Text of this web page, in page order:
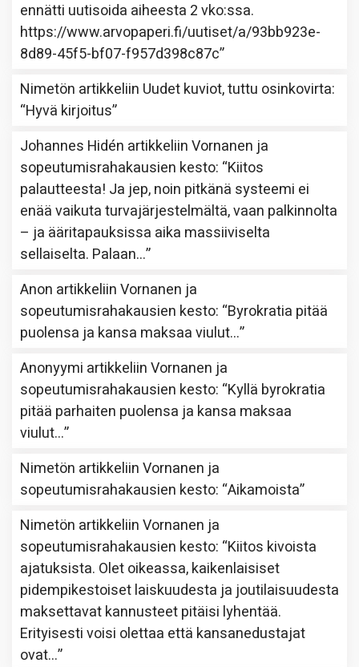
ennätti uutisoida aiheesta 2 vko:ssa.
https://www.arvopaperi.fi/uutiset/a/93bb923e-
8d89-45f5-bf07-f957d398c87c”
Nimetön artikkeliin Uudet kuviot, tuttu osinkovirta:
“Hyvä kirjoitus”
Johannes Hidén artikkeliinVornanen ja
sopeutumisrahakausien kesto: “Kiitos
palautteesta! Ja jep, noin pitkänä systeemi ei
enää vaikuta turvajärjestelmältä, vaan palkinnolta
– ja ääritapauksissa aika massiiviselta
sellaiselta. Palaan…”
Anon artikkeliinVornanen ja
sopeutumisrahakausien kesto: “Byrokratia pitää
puolensa ja kansa maksaa viulut…”
Anonyymi artikkeliinVornanen ja
sopeutumisrahakausien kesto: “Kyllä byrokratia
pitää parhaiten puolensa ja kansa maksaa
viulut…”
Nimetön artikkeliinVornanen ja
sopeutumisrahakausien kesto: “Aikamoista”
Nimetön artikkeliinVornanen ja
sopeutumisrahakausien kesto: “Kiitos kivoista
ajatuksista. Olet oikeassa, kaikenlaisiset
pidempikestoiset laiskuudesta ja joutilaisuudesta
maksettavat kannusteet pitäisi lyhentää.
Erityisesti voisi olettaa että kansanedustajat
ovat…”